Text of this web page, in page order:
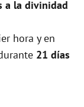
a la divinidad
hora y en
21 días